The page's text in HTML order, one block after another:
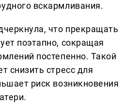
вскармливания.
что прекращать
поэтапно, сокращая
постепенно. Такой
снизить стресс для
риск возникновения